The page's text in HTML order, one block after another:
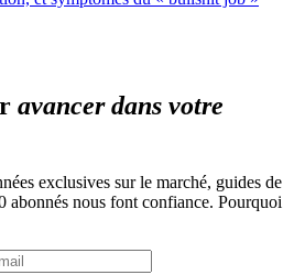
pour mieux rebondir
avancer dans votre
exclusives sur le marché, guides de
abonnés nous font confiance. Pourquoi